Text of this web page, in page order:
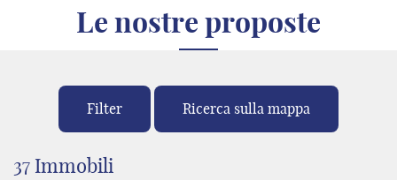
Le nostre proposte
Filter Ricerca sulla mappa
37 Immobili